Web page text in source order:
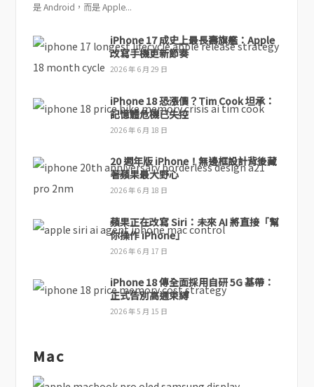
是 Android，而是 Apple...
iPhone 17 成史上最長壽旗艦：Apple
改寫手機更新節奏
2026 年 6 月 29 日
iPhone 18 恐漲價？Tim Cook 坦承：
記憶體危機已失控
2026 年 6 月 18 日
20 週年版 iPhone！無邊框設計背後藏
著蘋果最大野心
2026 年 6 月 18 日
蘋果正在改寫 Siri：未來 AI 將直接「幫
你操作 iPhone」
2026 年 6 月 17 日
iPhone 18 傳全面採用自研 5G 基帶：
正式告別高通束縛
2026 年 5 月 15 日
Mac